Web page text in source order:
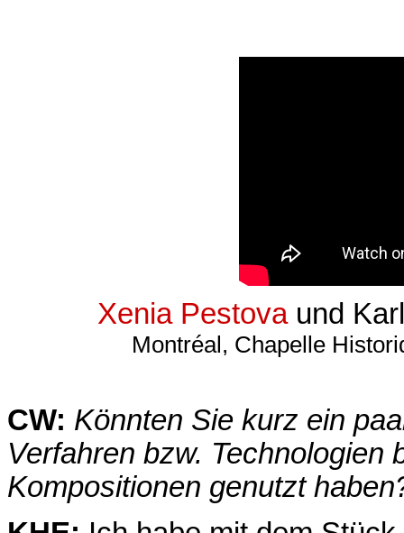
Xenia Pestovaund
Montréal, Chapelle
CW: Könnten Sie kurz ein
Verfahren bzw. Technologien
Kompositionen genutzt